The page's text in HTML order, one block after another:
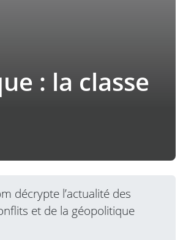
: la classe
décrypte l’actualité des
et de la géopolitique